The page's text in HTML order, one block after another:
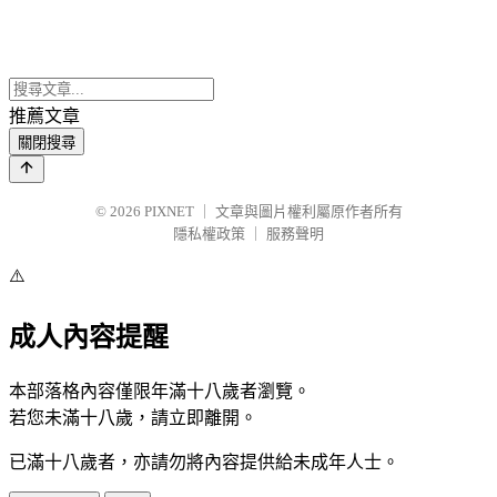
推薦文章
關閉搜尋
© 2026 PIXNET
文章與圖片權利屬原作者所有
隱私權政策
服務聲明
⚠️
成人內容提醒
本部落格內容僅限年滿十八歲者瀏覽。
若您未滿十八歲，請立即離開。
已滿十八歲者，亦請勿將內容提供給未成年人士。